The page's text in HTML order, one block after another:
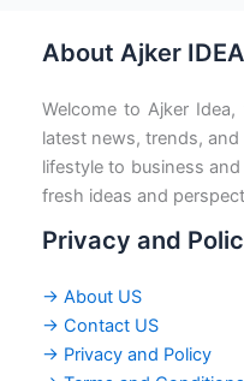
About Ajker IDEA
Welcome to Ajker
latest news, trends,
lifestyle to business
fresh ideas and
Privacy and
→ About US
→ Contact US
→ Privacy and Policy